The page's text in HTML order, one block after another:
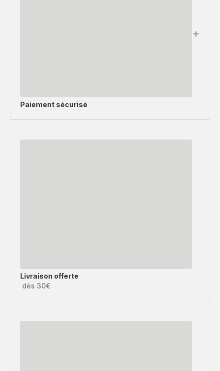
Paiement sécurisé
Livraison offerte
dès 30€